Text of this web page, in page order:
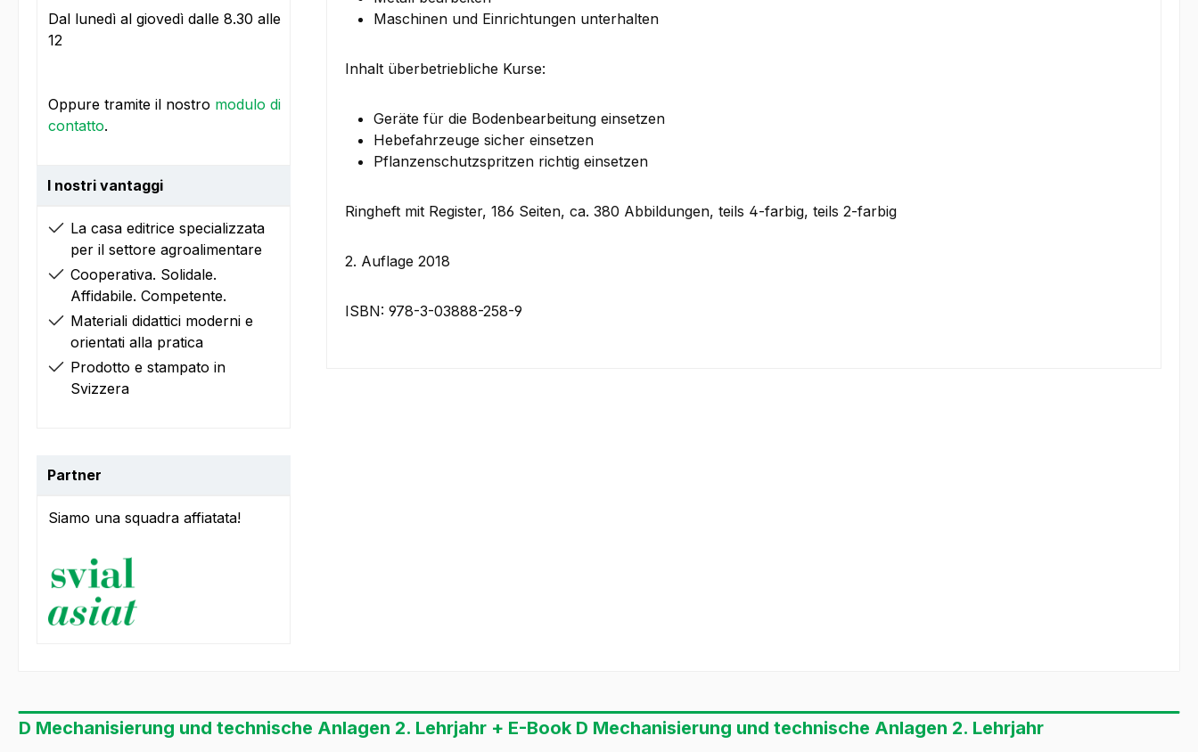
Dal lunedì al giovedì dalle 8.30 alle
12
Oppure tramite il nostro modulo di
contatto.
I nostri vantaggi
La casa editrice specializzata
per il settore agroalimentare
Cooperativa. Solidale.
Affidabile. Competente.
Materiali didattici moderni e
orientati alla pratica
Prodotto e stampato in
Svizzera
Partner
Siamo una squadra affiatata!
Maschinen und Einrichtungen unterhalten
Inhalt überbetriebliche Kurse:
Geräte für die Bodenbearbeitung einsetzen
Hebefahrzeuge sicher einsetzen
Pflanzenschutzspritzen richtig einsetzen
Ringheft mit Register, 186 Seiten, ca. 380 Abbildungen, teils 4-farbig, teils 2-farbig
2. Auflage 2018
ISBN: 978-3-03888-258-9
D Mechanisierung und technische Anlagen 2. Lehrjahr + E-Book D Mechanisierung und technische Anlagen 2. Lehrjahr